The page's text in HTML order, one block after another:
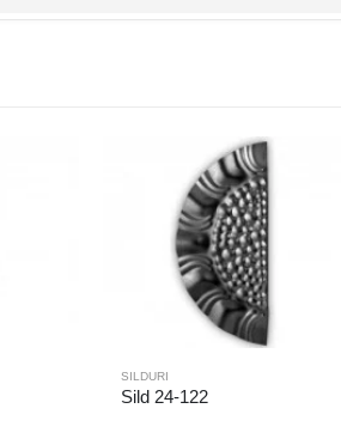
SILDURI
Sild 24-122